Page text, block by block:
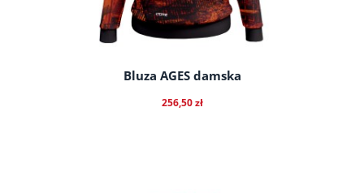
Bluza AGES damska
256,50 zł